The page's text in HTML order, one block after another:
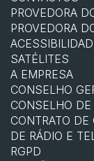
PROVEDORA
PROVEDORA
SATÉLITES
A EMPRESA
CONSELHO
CONSELHO DE
CONTRATO
DE RÁDIO E
RGPD